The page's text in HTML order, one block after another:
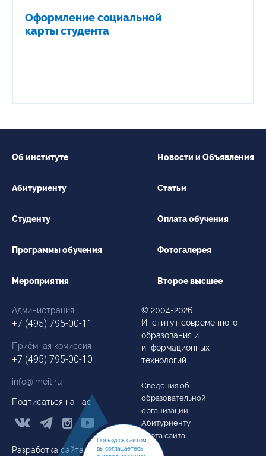
Оформление социальной
карты студента
Об институте
Абитуриенту
Студенту
Программы обучения
Мероприятия
Новости и Объявления
Статьи
Оплата обучения
Фотогалерея
Второе высшее
Подписаться на нас
  
Разработка сайта
Администрация
+7 (495) 795-00-11
Приёмная комиссия
+7 (495) 795-00-10
info@imeit.ru
© 2004-2026
Институт современного
образования и
информационных
технологий
Сведения об
образовательной
организации
Абитуриенту
Карта сайта
Пользуясь сайтом,
вы соглашаетесь